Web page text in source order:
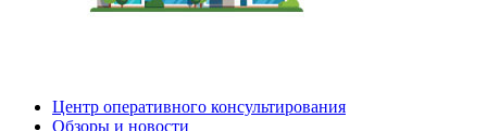
Центр оперативного консультирования
Обзоры и новости